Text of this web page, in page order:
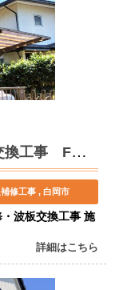
白岡市 外壁塗装/屋根補修・波板交換工事 F様邸
修工事 白岡市
波板交換工事 施
詳細はこちら